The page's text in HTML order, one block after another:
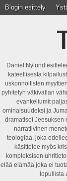
Blogin esittely
Daniel Nylund
kateellisesta
uskonnollisten
pyhitetyn väkivallan
evankeliumit
ominaisuudeksi ja
dramatisoi Jeesuksen
narratiivinen
teologiaa, joka
käsittelee myös
kompleksisen
elää elämää joka ei
lopullista